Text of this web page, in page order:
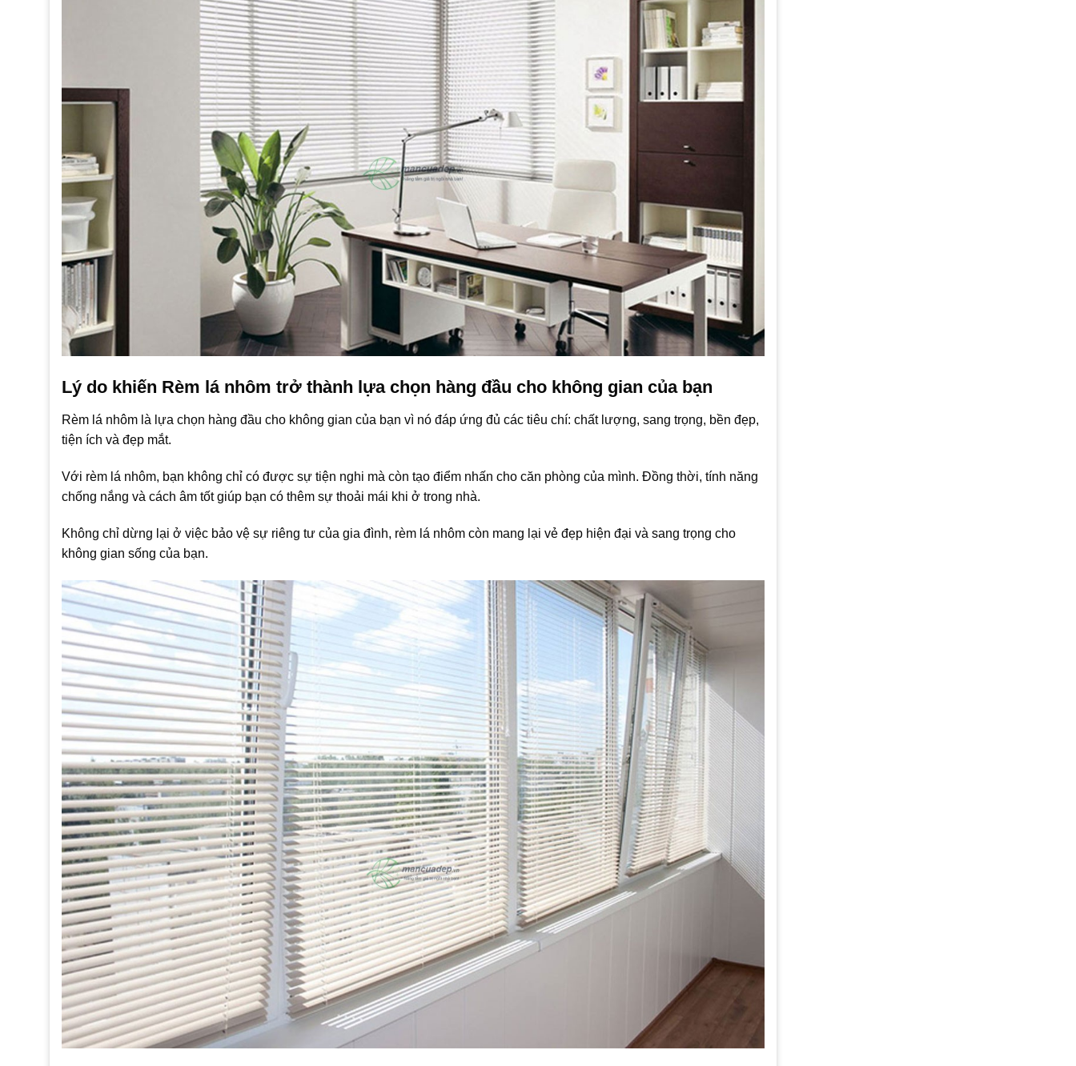
Lý do khiến Rèm lá nhôm trở thành lựa chọn hàng đầu cho không gian của bạn
Rèm lá nhôm là lựa chọn hàng đầu cho không gian của bạn vì nó đáp ứng đủ các tiêu chí: chất lượng, sang trọng, bền đẹp,
tiện ích và đẹp mắt.
Với rèm lá nhôm, bạn không chỉ có được sự tiện nghi mà còn tạo điểm nhấn cho căn phòng của mình. Đồng thời, tính năng
chống nắng và cách âm tốt giúp bạn có thêm sự thoải mái khi ở trong nhà.
Không chỉ dừng lại ở việc bảo vệ sự riêng tư của gia đình, rèm lá nhôm còn mang lại vẻ đẹp hiện đại và sang trọng cho
không gian sống của bạn.